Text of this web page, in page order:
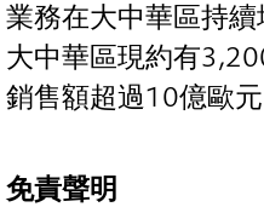
業務在大中華區持
大中華區現約有
銷售額超過10億歐元
免責聲明